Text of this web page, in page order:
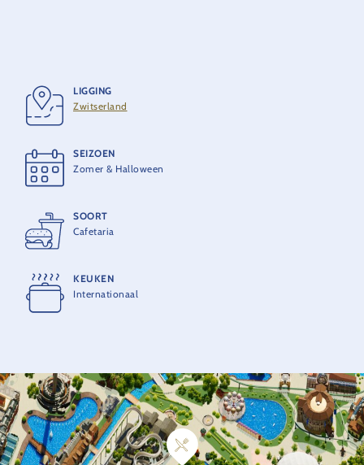
LIGGING
Zwitserland
SEIZOEN
Zomer & Halloween
SOORT
Cafetaria
KEUKEN
Internationaal